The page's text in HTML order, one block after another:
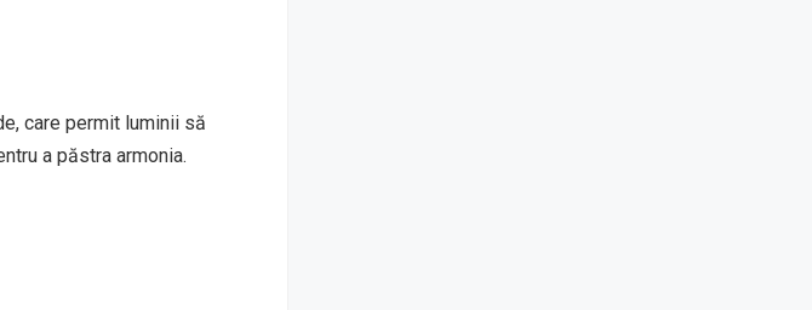
care permit luminii să
a păstra armonia.